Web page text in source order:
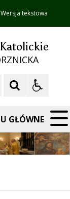
Wersja tekstowa
GŁÓWNE